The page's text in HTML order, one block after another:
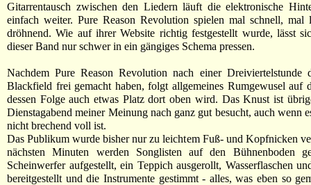
Gitarrentausch zwischen den Liedern läuft die elektronische
einfach weiter. Pure Reason Revolution spielen mal schnell, mal
dröhnend. Wie auf ihrer Website richtig festgestellt wurde, lässt
dieser Band nur schwer in ein gängiges Schema pressen.
Nachdem Pure Reason Revolution nach einer Dreiviertelstunde
Blackfield frei gemacht haben, folgt allgemeines Rumgewusel auf
dessen Folge auch etwas Platz dort oben wird. Das Knust ist
Dienstagabend meiner Meinung nach ganz gut besucht, auch wenn
nicht brechend voll ist.
Das Publikum wurde bisher nur zu leichtem Fuß- und Kopfnicken
nächsten Minuten werden Songlisten auf den Bühnenboden
Scheinwerfer aufgestellt, ein Teppich ausgerollt, Wasserflaschen
bereitgestellt und die Instrumente gestimmt - alles, was eben so